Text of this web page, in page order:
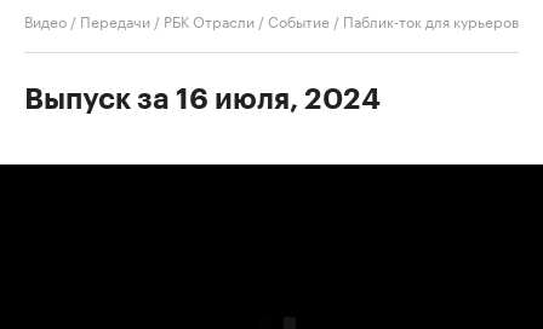
Видео / Передачи / РБК Отрасли / Событие / Паблик-ток для курьеров
Выпуск за 16 июля, 2024